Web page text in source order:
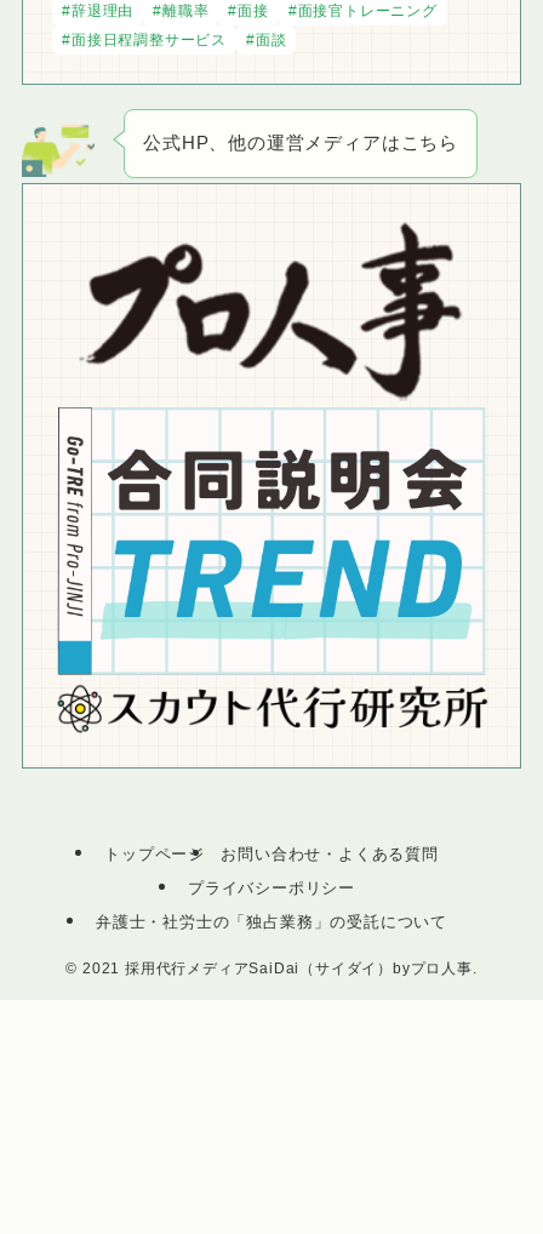
辞退理由
離職率 面接
面接官トレーニング
面接日程調整サービス
面談
公式HP、他の運営メディアはこちら
トップページ
お問い合わせ・よくある質問
プライバシーポリシー
弁護士・社労士の「独占業務」の受託について
© 2021 採用代行メディアSaiDai（サイダイ）byプロ人事.